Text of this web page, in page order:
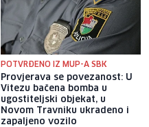
POTVRĐENO IZ MUP-A SBK
Provjerava se povezanost: U
Vitezu bačena bomba u
ugostiteljski objekat, u
Novom Travniku ukradeno i
zapaljeno vozilo